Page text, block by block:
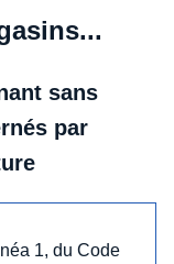
sans
par
1, du Code